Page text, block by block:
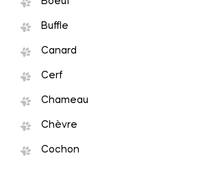
Buffle
Canard
Cerf
Chameau
Chèvre
Cochon